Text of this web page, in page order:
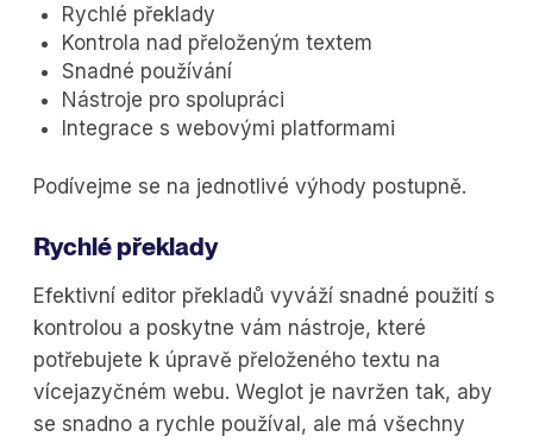
Rychlé překlady
Kontrola nad přeloženým textem
Snadné používání
Nástroje pro spolupráci
Integrace s webovými platformami
Podívejme se na jednotlivé výhody postupně.
Rychlé překlady
Efektivní editor překladů vyváží snadné použití s
kontrolou a poskytne vám nástroje, které
potřebujete k úpravě přeloženého textu na
vícejazyčném webu. Weglot je navržen tak, aby
se snadno a rychle používal, ale má všechny